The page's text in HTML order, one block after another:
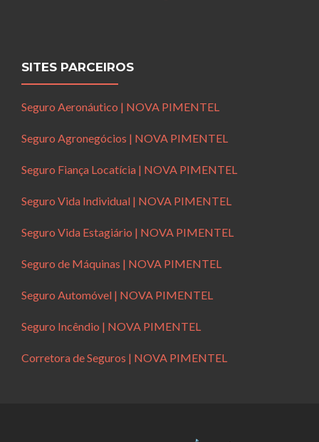
SITES PARCEIROS
Seguro Aeronáutico | NOVA PIMENTEL
Seguro Agronegócios | NOVA PIMENTEL
Seguro Fiança Locatícia | NOVA PIMENTEL
Seguro Vida Individual | NOVA PIMENTEL
Seguro Vida Estagiário | NOVA PIMENTEL
Seguro de Máquinas | NOVA PIMENTEL
Seguro Automóvel | NOVA PIMENTEL
Seguro Incêndio | NOVA PIMENTEL
Corretora de Seguros | NOVA PIMENTEL